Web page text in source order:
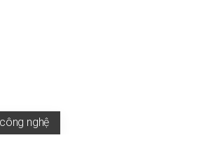
nghệ